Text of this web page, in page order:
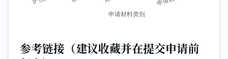
参考链接（建议收藏并在提交申请前